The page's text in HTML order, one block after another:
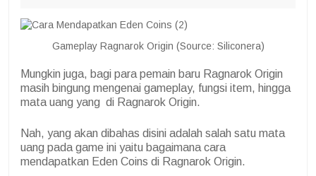
Gameplay Ragnarok Origin (Source: Siliconera)
Mungkin juga, bagi para pemain baru Ragnarok Origin
masih bingung mengenai gameplay, fungsi item, hingga
mata uang yang di Ragnarok Origin.
Nah, yang akan dibahas disini adalah salah satu mata
uang pada game ini yaitu bagaimana cara
mendapatkan Eden Coins di Ragnarok Origin.